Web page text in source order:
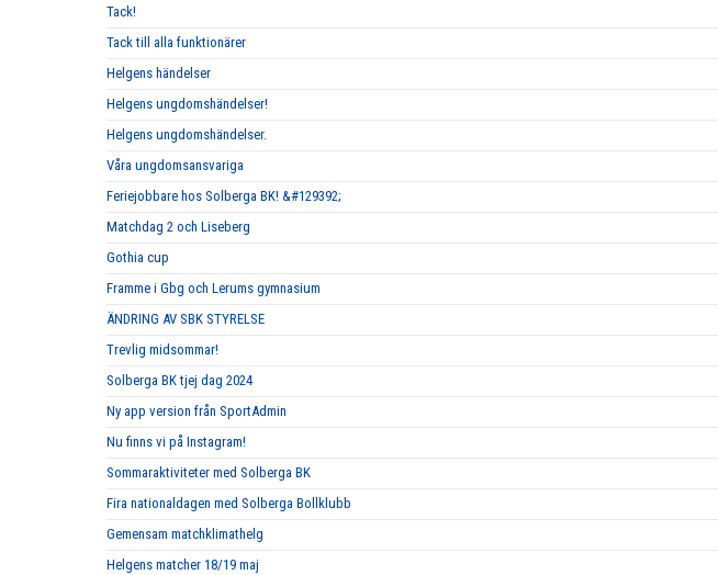
Tack!
Tack till alla funktionärer
Helgens händelser
Helgens ungdomshändelser!
Helgens ungdomshändelser.
Våra ungdomsansvariga
Feriejobbare hos Solberga BK! &#129392;
Matchdag 2 och Liseberg
Gothia cup
Framme i Gbg och Lerums gymnasium
ÄNDRING AV SBK STYRELSE
Trevlig midsommar!
Solberga BK tjej dag 2024
Ny app version från SportAdmin
Nu finns vi på Instagram!
Sommaraktiviteter med Solberga BK
Fira nationaldagen med Solberga Bollklubb
Gemensam matchklimathelg
Helgens matcher 18/19 maj